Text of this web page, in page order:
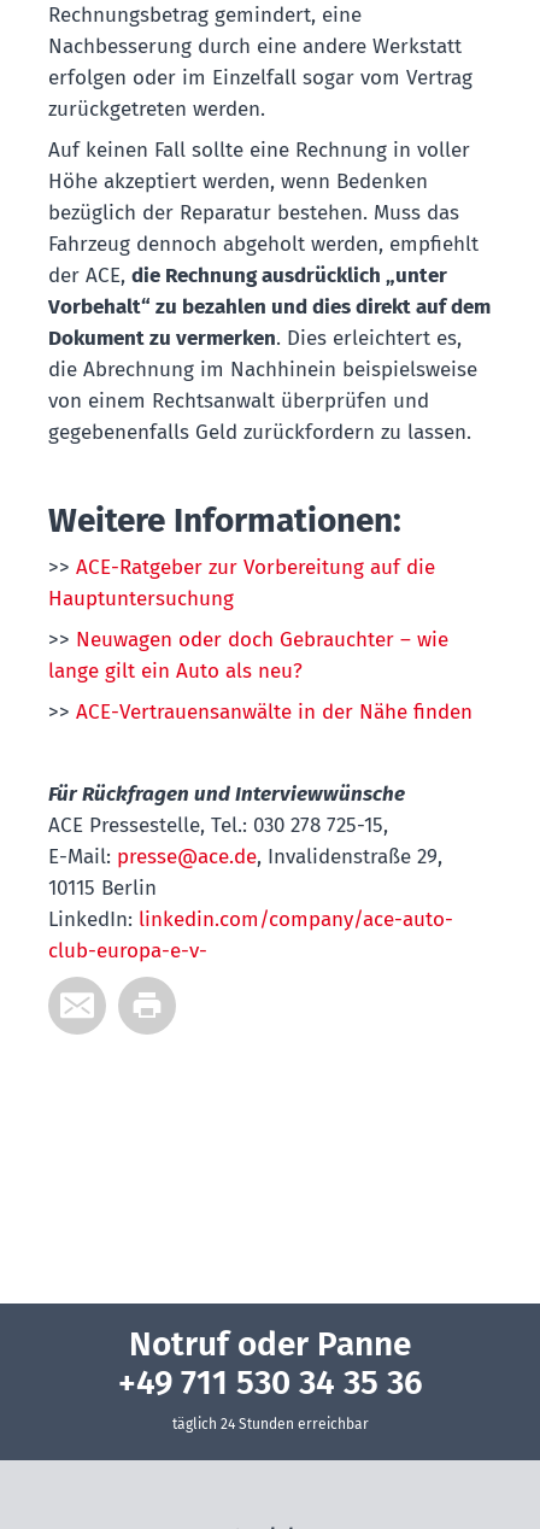
Rechnungsbetrag gemindert, eine
Nachbesserung durch eine andere Werkstatt
erfolgen oder im Einzelfall sogar vom Vertrag
zurückgetreten werden.
Auf keinen Fall sollte eine Rechnung in voller
Höhe akzeptiert werden, wenn Bedenken
bezüglich der Reparatur bestehen. Muss das
Fahrzeug dennoch abgeholt werden, empfiehlt
der ACE, die Rechnung ausdrücklich „unter
Vorbehalt“ zu bezahlen und dies direkt auf dem
Dokument zu vermerken. Dies erleichtert es,
die Abrechnung im Nachhinein beispielsweise
von einem Rechtsanwalt überprüfen und
gegebenenfalls Geld zurückfordern zu lassen.
Weitere Informationen:
>> ACE-Ratgeber zur Vorbereitung auf die
Hauptuntersuchung
>> Neuwagen oder doch Gebrauchter – wie
lange gilt ein Auto als neu?
>> ACE-Vertrauensanwälte in der Nähe finden
Für Rückfragen und Interviewwünsche
ACE Pressestelle, Tel.: 030 278 725-15,
E-Mail: presse@ace.de, Invalidenstraße 29,
10115 Berlin
LinkedIn: linkedin.com/company/ace-auto-
club-europa-e-v-
Notruf oder Panne
+49 711 530 34 35 36
täglich 24 Stunden erreichbar